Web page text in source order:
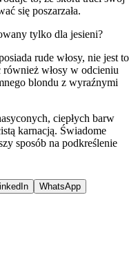
się poszarzała.
tylko dla jesieni?
rude włosy, nie jest to
włosy w odcieniu
blondu z wyraźnymi
ciepłych barw
karnacją. Świadome
sposób na podkreślenie
LinkedIn WhatsApp